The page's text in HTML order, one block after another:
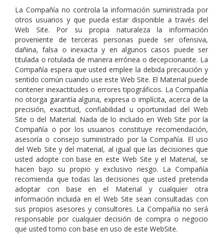
La Compañía no controla la información suministrada por
otros usuarios y que pueda estar disponible a través del
Web Site. Por su propia naturaleza la información
proveniente de terceras personas puede ser ofensiva,
dañina, falsa o inexacta y en algunos casos puede ser
titulada o rotulada de manera errónea o decepcionante. La
Compañía espera que usted emplee la debida precaución y
sentido común cuando use este Web Site. El Material puede
contener inexactitudes o errores tipográficos. La Compañía
no otorga garantía alguna, expresa o implícita, acerca de la
precisión, exactitud, confiabilidad u oportunidad del Web
Site o del Material. Nada de lo incluido en Web Site por la
Compañía o por los usuarios constituye recomendación,
asesoría o consejo suministrado por la Compañía. El uso
del Web Site y del material, al igual que las decisiones que
usted adopte con base en este Web Site y el Material, se
hacen bajo su propio y exclusivo riesgo. La Compañía
recomienda que todas las decisiones que usted pretenda
adoptar con base en el Material y cualquier otra
información incluida en el Web Site sean consultadas con
sus propios asesores y consultores. La Compañía no será
responsable por cualquier decisión de compra o negocio
que usted tomo con base en uso de este WebSite.